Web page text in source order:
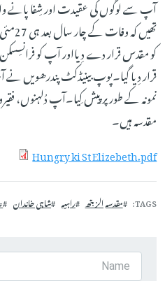
آپ سے لوگوں کی عقیدت اور شِفا پانے
کو مقدس قرار دے دِیااور آپ کو فرانسِسکن
قرار دِیا گیا۔پوپ بینیڈکٹ پندرھویں
نمونہ کے طور پر پیش کِیا۔آپ دُلہنوں،
مقدسہ ہیں۔
Hungry ki St Elizebeth.pdf
TAGS مقدسہ الزبتھ راہبہ شاہی خاندان